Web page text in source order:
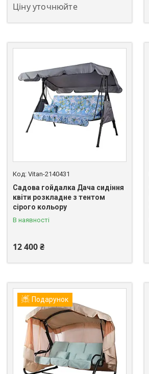
Ціну уточнюйте
Vitan-2140431
Садова гойдалка Дача сидіння
квіти розкладне з тентом
сірого кольору
В наявності
12 400 ₴
Подарунок